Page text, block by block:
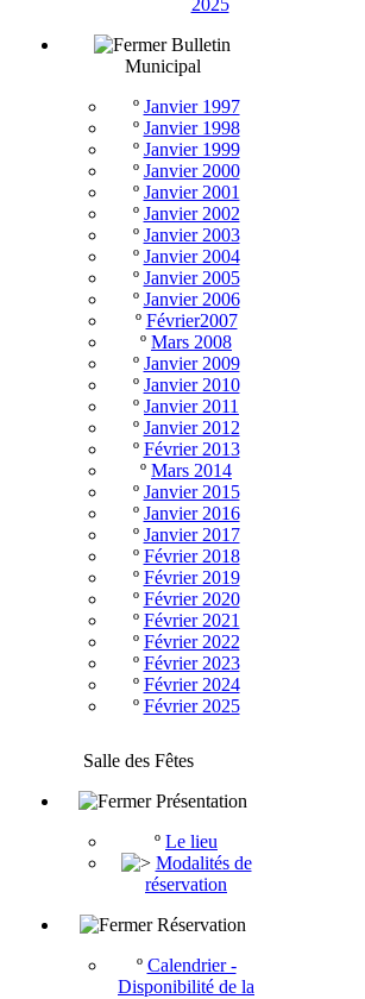
2025
Bulletin
Municipal
º Janvier 1997
º Janvier 1998
º Janvier 1999
º Janvier 2000
º Janvier 2001
º Janvier 2002
º Janvier 2003
º Janvier 2004
º Janvier 2005
º Janvier 2006
º Février2007
º Mars 2008
º Janvier 2009
º Janvier 2010
º Janvier 2011
º Janvier 2012
º Février 2013
º Mars 2014
º Janvier 2015
º Janvier 2016
º Janvier 2017
º Février 2018
º Février 2019
º Février 2020
º Février 2021
º Février 2022
º Février 2023
º Février 2024
º Février 2025
Salle des Fêtes
Présentation
º Le lieu
Modalités de
réservation
Réservation
º Calendrier -
Disponibilité de la